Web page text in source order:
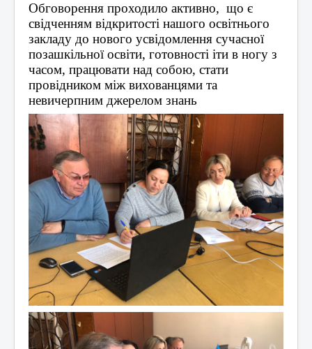
Обговорення проходило активно,  що є
свідченням відкритості нашого освітнього
закладу до нового усвідомлення сучасної
позашкільної освіти, готовності іти в ногу з
часом, працювати над собою, стати
провідником між вихованцями та
невичерпним джерелом знань